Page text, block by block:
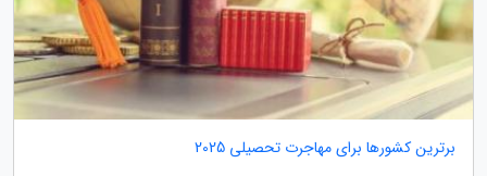
برترین کشورها برای مهاجرت تحصیلی 2025